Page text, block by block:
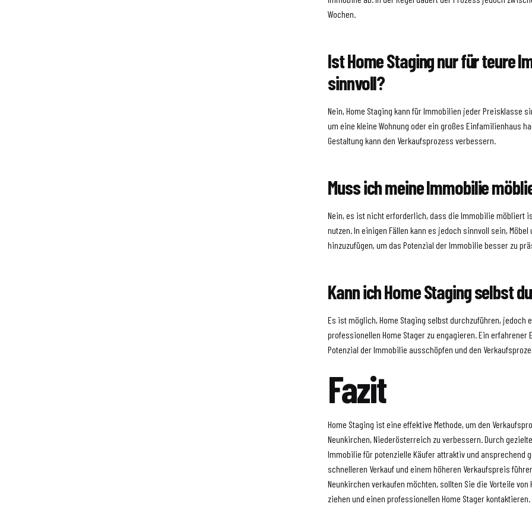
Wochen.
Ist Home Staging nur für teure
sinnvoll?
Nein, Home Staging kann für Immobilien jeder Preisklasse
um eine kleine Wohnung oder ein großes Einfamilienhaus
Gestaltung kann den Verkaufsprozess verbessern.
Muss ich meine Immobilie
Nein, es ist nicht erforderlich, dass die Immobilie möbliert
nutzen. In einigen Fällen kann es jedoch sinnvoll sein, Möbel
hinzuzufügen, um das Potenzial der Immobilie besser zu
Kann ich Home Staging selbst
Es ist möglich, Home Staging selbst durchzuführen, jedoch
professionellen Home Stager zu engagieren. Ein erfahrener
Potenzial der Immobilie ausschöpfen und den
Fazit
Home Staging ist eine effektive Methode, um den
Neunkirchen, Niederösterreich zu verbessern. Durch gezielte
Immobilie für potenzielle Käufer attraktiv und ansprechend
schnelleren Verkauf und einem höheren Verkaufspreis
Neunkirchen verkaufen möchten, sollten Sie die Vorteile von
ziehen und einen professionellen Home Stager kontaktieren.